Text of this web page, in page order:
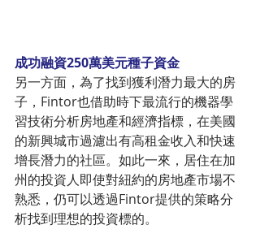
成功融資250萬美元種子資金
另一方面，為了找到獲利潛力最大的房
子，Fintor也借助時下最流行的機器學
習技術分析房地產和經濟指標，在美國
的新興城市過濾出有高租金收入和快速
增長潛力的社區。如此一來，居住在加
州的投資人即使對紐約的房地產市場不
熟悉，仍可以透過Fintor提供的策略分
析找到理想的投資標的。